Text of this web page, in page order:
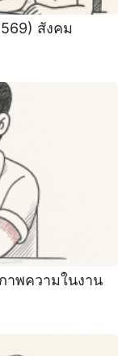
สังคม
าพความในงาน